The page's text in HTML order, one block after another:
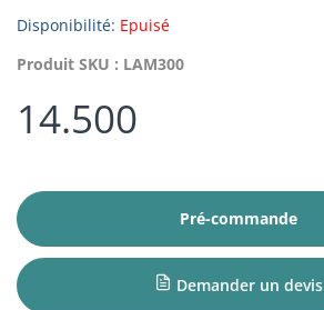
Disponibilité: Epuisé
Produit SKU : LAM300
14.500
Pré-commande
Demander un devis